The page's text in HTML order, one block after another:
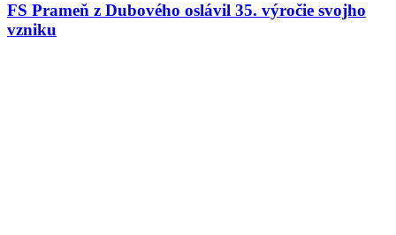
FS Prameň z Dubového oslávil 35. výročie svojho
vzniku